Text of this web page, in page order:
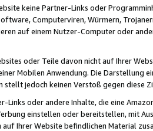
keine Partner-Links oder
Computerviren, Würmern,
auf einem Nutzer-Computer oder
oder Teile davon nicht auf Ihrer
Mobilen Anwendung. Die Darstellung
stellt jedoch keinen Verstoß gegen diese
Links oder andere Inhalte, die eine
einstellen oder bereitstellen, mit
Ihrer Website befindlichen Material